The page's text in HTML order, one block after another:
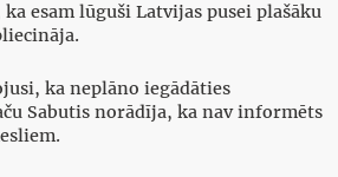
esam lūguši Latvijas pusei plašāku
ka neplāno iegādāties
Sabutis norādīja, ka nav informēts